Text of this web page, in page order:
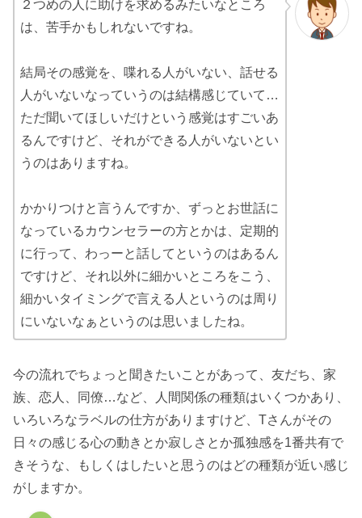
２つめの人に助けを求めるみたいなところ
は、苦手かもしれないですね。
結局その感覚を、喋れる人がいない、話せる
人がいないなっていうのは結構感じていて…
ただ聞いてほしいだけという感覚はすごいあ
るんですけど、それができる人がいないとい
うのはありますね。
かかりつけと言うんですか、ずっとお世話に
なっているカウンセラーの方とかは、定期的
に行って、わっーと話してというのはあるん
ですけど、それ以外に細かいところをこう、
細かいタイミングで言える人というのは周り
にいないなぁというのは思いましたね。
今の流れでちょっと聞きたいことがあって、友だち、家
族、恋人、同僚…など、人間関係の種類はいくつかあり、
いろいろなラベルの仕方がありますけど、Tさんがその
日々の感じる心の動きとか寂しさとか孤独感を1番共有で
きそうな、もしくはしたいと思うのはどの種類が近い感じ
がしますか。